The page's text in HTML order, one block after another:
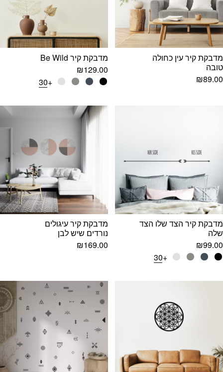
מדבקת קיר עין כחולה
טובה
₪89.00
מדבקת קיר Be Wild
₪129.00
+30
מדבקת קיר הצד שלו הצד
שלה
₪99.00
+30
מדבקת קיר עיגולים
נורדים שיש לבן
₪169.00